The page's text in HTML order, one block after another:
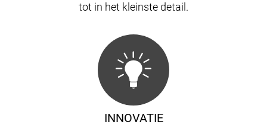
tot in het kleinste detail.
INNOVATIE